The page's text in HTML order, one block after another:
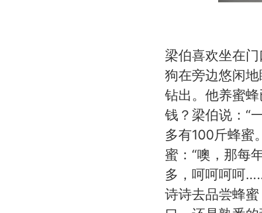
梁伯喜欢坐在
狗在旁边悠闲
钻出。他养蜜
钱？梁伯说：“
多有100斤蜂蜜
蜜：“噢，那每
多，呵呵呵呵
诗诗去品尝蜂